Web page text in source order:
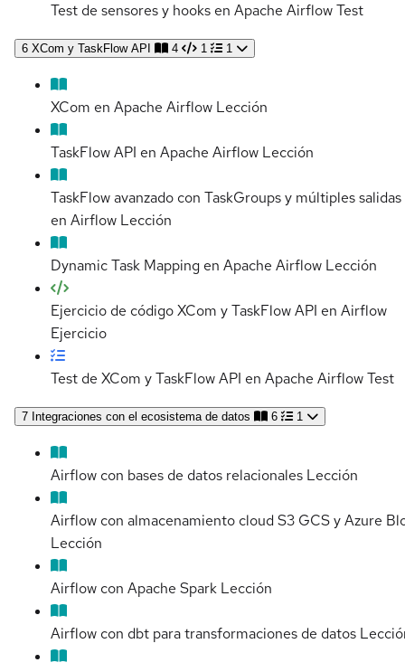
Test de sensores y hooks en Apache AirflowTest
6 XCom y TaskFlow API 4 1 1
XCom en Apache Airflow Lección
TaskFlow API en Apache Airflow Lección
TaskFlow avanzado con TaskGroups y múltiples salidas
en Airflow Lección
Dynamic Task Mapping en Apache Airflow Lección
Ejercicio de código XCom y TaskFlow API en Airflow
Ejercicio
Test de XCom y TaskFlow API en Apache AirflowTest
7 Integraciones con el ecosistema de datos 6 1
Airflow con bases de datos relacionales Lección
Airflow con almacenamiento cloud S3 GCS y Azure
Lección
Airflow con Apache Spark Lección
Airflow con dbt para transformaciones de datos